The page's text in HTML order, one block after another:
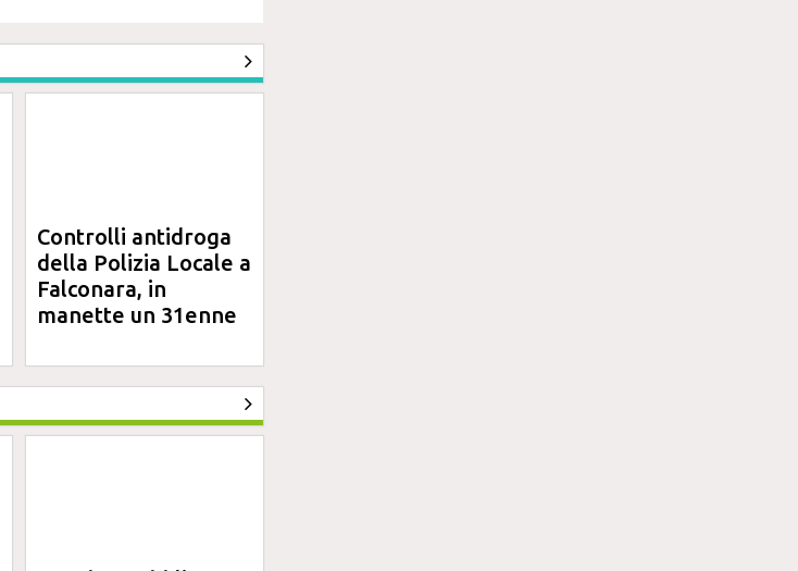
Controlli antidroga
della Polizia Locale a
Falconara, in
manette un 31enne